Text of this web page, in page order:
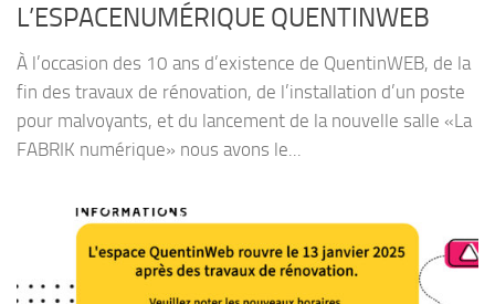
L’ESPACENUMÉRIQUE QUENTINWEB
À l’occasion des 10 ans d’existence de QuentinWEB, de la
fin des travaux de rénovation, de l’installation d’un poste
pour malvoyants, et du lancement de la nouvelle salle «La
FABRIK numérique» nous avons le...